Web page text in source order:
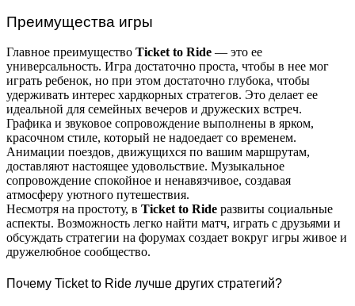
Преимущества игры
Главное преимущество Ticket to Ride — это ее
универсальность. Игра достаточно проста, чтобы в нее мог
играть ребенок, но при этом достаточно глубока, чтобы
удерживать интерес хардкорных стратегов. Это делает ее
идеальной для семейных вечеров и дружеских встреч.
Графика и звуковое сопровождение выполнены в ярком,
красочном стиле, который не надоедает со временем.
Анимации поездов, движущихся по вашим маршрутам,
доставляют настоящее удовольствие. Музыкальное
сопровождение спокойное и ненавязчивое, создавая
атмосферу уютного путешествия.
Несмотря на простоту, в Ticket to Ride развиты социальные
аспекты. Возможность легко найти матч, играть с друзьями и
обсуждать стратегии на форумах создает вокруг игры живое и
дружелюбное сообщество.
Почему Ticket to Ride лучше других стратегий?